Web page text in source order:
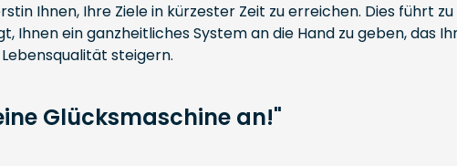
Ihnen, Ihre Ziele in kürzester Zeit zu erreichen. Dies führt
Ihnen ein ganzheitliches System an die Hand zu geben, das
steigern.
Glücksmaschine an!"